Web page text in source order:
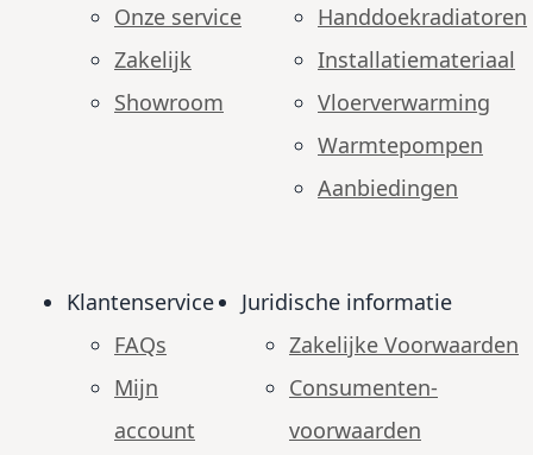
Onze service
Zakelijk
Showroom
Handdoekradiatoren
Installatiemateriaal
Vloerverwarming
Warmtepompen
Aanbiedingen
Klantenservice
FAQs
Mijn
account
Juridische informatie
Zakelijke Voorwaarden
Consumenten­
voorwaarden